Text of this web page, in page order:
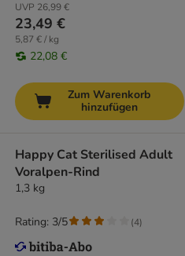
UVP 26,99 €
23,49 €
5,87 € / kg
22,08 €
Zum Warenkorb
hinzufügen
Happy Cat Sterilised Adult
Voralpen-Rind
1,3 kg
Rating: 3/5 (4)